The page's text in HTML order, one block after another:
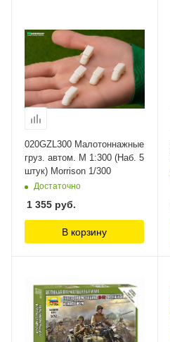
020GZL300 Малотоннажные
груз. автом. М 1:300 (Наб. 5
штук) Morrison 1/300
Достаточно
1 355 руб.
В корзину